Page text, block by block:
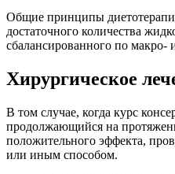
Общие принципы
достаточного количества
сбалансированного по макро-
Хирургическое
В том случае, когда курс
продолжающийся на
положительного эффекта,
или иным способом.